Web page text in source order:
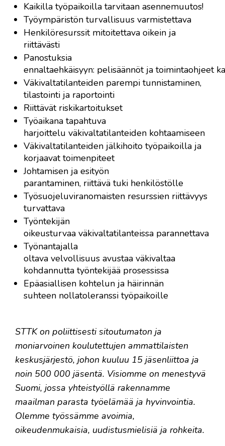
Kaikilla työpaikoilla tarvitaan asennemuutos!
Työympäristön turvallisuus varmistettava
Henkilöresurssit mitoitettava oikein ja
riittävästi
Panostuksia
ennaltaehkäisyyn: pelisäännöt ja toimintaohjeet
Väkivaltatilanteiden parempi tunnistaminen,
tilastointi ja raportointi
Riittävät riskikartoitukset
Työaikana tapahtuva
harjoittelu väkivaltatilanteiden kohtaamiseen
Väkivaltatilanteiden jälkihoito työpaikoilla ja
korjaavat toimenpiteet
Johtamisen ja esityön
parantaminen, riittävä tuki henkilöstölle
Työsuojeluviranomaisten resurssien riittävyys
turvattava
Työntekijän
oikeusturvaa väkivaltatilanteissa parannettava
Työnantajalla
oltava velvollisuus avustaa väkivaltaa
kohdannutta työntekijää prosessissa
Epäasiallisen kohtelun ja häirinnän
suhteen nollatoleranssi työpaikoille
STTK on poliittisesti sitoutumaton ja
moniarvoinen koulutettujen ammattilaisten
keskusjärjestö, johon kuuluu 15 jäsenliittoa ja
noin 500 000 jäsentä. Visiomme on menestyvä
Suomi, jossa yhteistyöllä rakennamme
maailman parasta työelämää ja hyvinvointia.
Olemme työssämme avoimia,
oikeudenmukaisia, uudistusmielisiä ja rohkeita.